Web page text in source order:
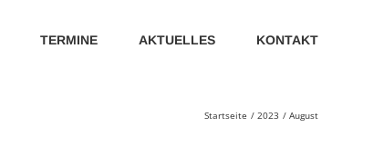
TERMINE AKTUELLES KONTAKT
Startseite 2023 August